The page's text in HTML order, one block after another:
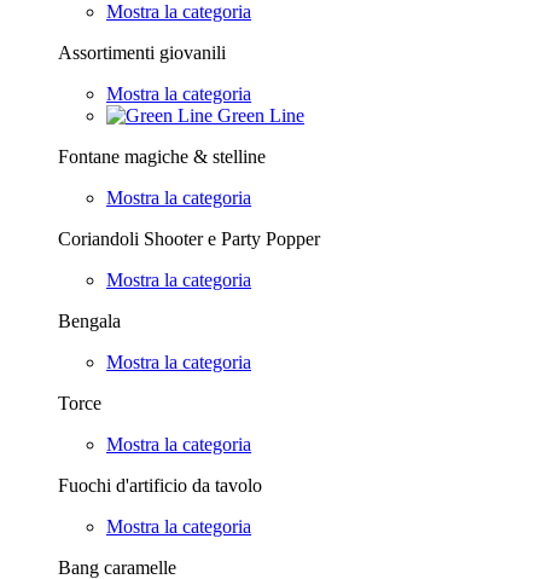
Mostra la categoria
Assortimenti giovanili
Mostra la categoria
Green Line
Fontane magiche & stelline
Mostra la categoria
Coriandoli Shooter e Party Popper
Mostra la categoria
Bengala
Mostra la categoria
Torce
Mostra la categoria
Fuochi d'artificio da tavolo
Mostra la categoria
Bang caramelle